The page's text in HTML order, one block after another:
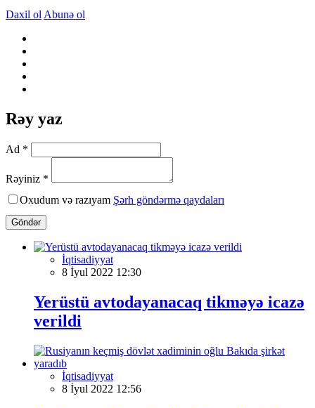
Daxil ol Abunə ol
Rəy yaz
Ad *
Rəyiniz *
Oxudum və razıyam Şərh göndərmə qaydaları
Göndər
İqtisadiyyat
8 İyul 2022 12:30
Yerüstü avtodayanacaq tikməyə icazə
verildi
İqtisadiyyat
8 İyul 2022 12:56